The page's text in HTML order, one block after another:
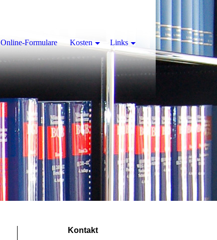
Kontakt
Online-Formulare Kosten Links